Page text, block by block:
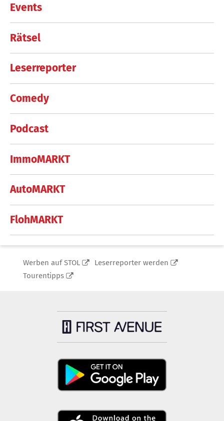
Events
Rätsel
Leserreporter
Comedy
Podcast
ImmoMARKT
AutoMARKT
FlohMARKT
Werben auf STOL
Leserreporter werden
Tourentipps